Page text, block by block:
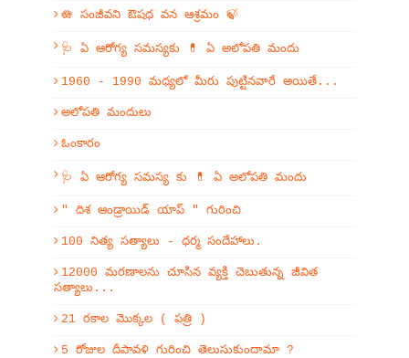
🪷 సంజీవని ఔషధ వన ఆశ్రమం 🍃
🩺 ఏ ఆరోగ్య సమస్యకు 💊 ఏ అలోపతి మందు
1960 - 1990 మధ్యలో మీరు పుట్టినవారే అయితే...
అలోపతి మందులు
ఓంకారం
🩺 ఏ ఆరోగ్య సమస్య కు 💊 ఏ అలోపతి మందు
" దిశ ఆండ్రాయిడ్ యాప్ " గురించి
100 నిత్య సత్యాలు - ధర్మ సందేహాలు.
12000 మరణాలను చూసిన వ్యక్తి చెబుతున్న జీవిత
సత్యాలు...
21 రకాల మొక్కల ( పత్రి )
5 రోజుల దీపావళి గురించి తెలుసుకుందామా ?